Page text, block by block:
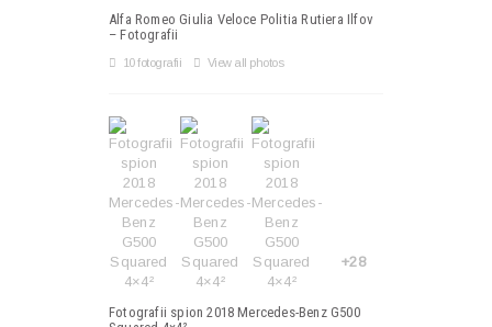
Alfa Romeo Giulia Veloce Politia Rutiera Ilfov
– Fotografii
10 fotografii View all photos
+28
Fotografii spion 2018 Mercedes-Benz G500